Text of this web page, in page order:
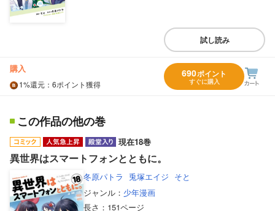
試し読み
購入
1%還元 ：6ポイント獲得
690ポイント
すぐに購入
この作品の他の巻
現在18巻
異世界はスマートフォンとともに。
冬原パトラ 兎塚エイジ そと
ジャンル： 少年漫画
長さ： 151ページ